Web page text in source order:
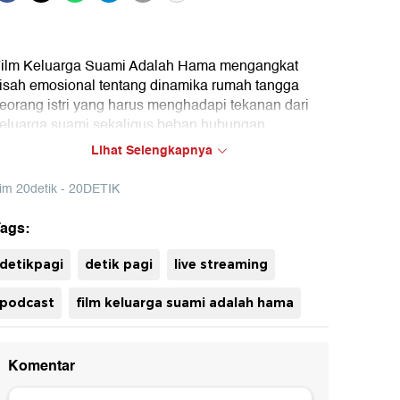
Keluarga Suami Adalah Hama mengangkat
emosional tentang dinamika rumah tangga
istri yang harus menghadapi tekanan dari
suami sekaligus beban hubungan
pernikahan. Film ini menyoroti konflik batin,
tanggung jawab finansial, serta kompleksitas relasi
yang dekat dengan realita banyak orang.
Moeremans mengenai Keluarga Suami
Adalah Hama hanya di detikPagi!
Lihat Selengkapnya
20detik - 20DETIK
detikpagi detik pagi live streaming
podcast film keluarga suami adalah hama